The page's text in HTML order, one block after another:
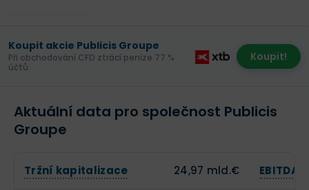
Koupit akcie Publicis Groupe
Při obchodování CFD ztrácí peníze 77 %
účtů.
Koupit!
Aktuální data pro společnost Publicis
Groupe
Tržní kapitalizace 24,97 mld.€ EBITDA